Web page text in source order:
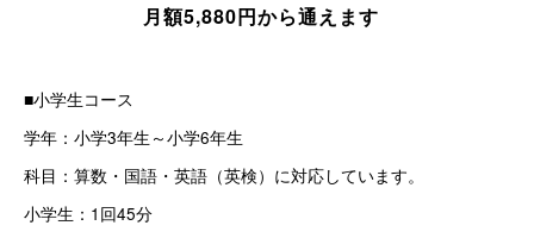
月額5,880円から通えます
■小学生コース
学年：小学3年生～小学6年生
科目：算数・国語・英語（英検）に対応しています。
小学生：1回45分